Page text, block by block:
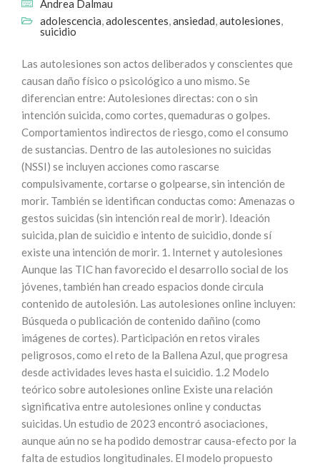
Andrea Dalmau
adolescencia,adolescentes,ansiedad,autolesiones,
suicidio
Las autolesiones son actos deliberados y conscientes que
causan daño físico o psicológico a uno mismo. Se
diferencian entre: Autolesiones directas: con o sin
intención suicida, como cortes, quemaduras o golpes.
Comportamientos indirectos de riesgo, como el consumo
de sustancias. Dentro de las autolesiones no suicidas
(NSSI) se incluyen acciones como rascarse
compulsivamente, cortarse o golpearse, sin intención de
morir. También se identifican conductas como: Amenazas o
gestos suicidas (sin intención real de morir). Ideación
suicida, plan de suicidio e intento de suicidio, donde sí
existe una intención de morir. 1. Internet y autolesiones
Aunque las TIC han favorecido el desarrollo social de los
jóvenes, también han creado espacios donde circula
contenido de autolesión. Las autolesiones online incluyen:
Búsqueda o publicación de contenido dañino (como
imágenes de cortes). Participación en retos virales
peligrosos, como el reto de la Ballena Azul, que progresa
desde actividades leves hasta el suicidio. 1.2 Modelo
teórico sobre autolesiones online Existe una relación
significativa entre autolesiones online y conductas
suicidas. Un estudio de 2023 encontró asociaciones,
aunque aún no se ha podido demostrar causa-efecto por la
falta de estudios longitudinales. El modelo propuesto